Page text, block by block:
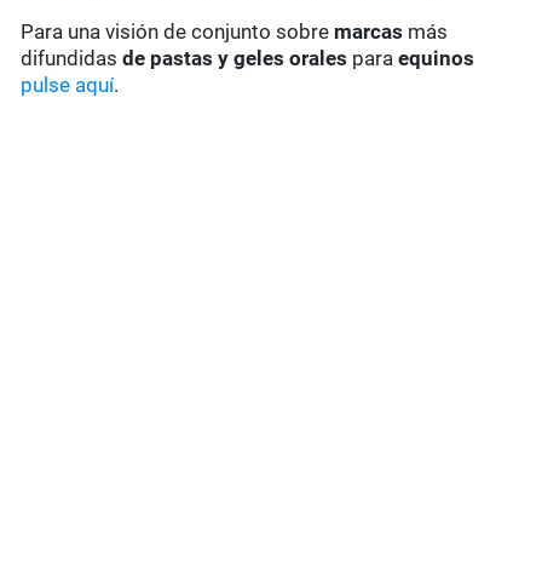
Para una visión de conjunto sobre marcas más
difundidas de pastas y geles orales paraequinos
pulse aquí.